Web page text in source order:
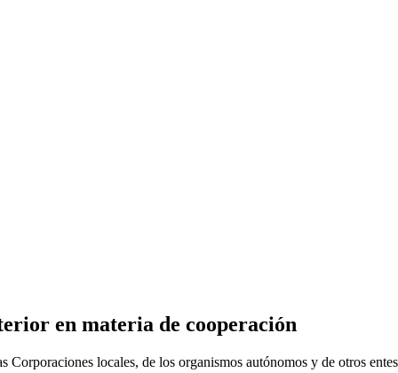
en materia de cooperación
locales, de los organismos autónomos y de otros